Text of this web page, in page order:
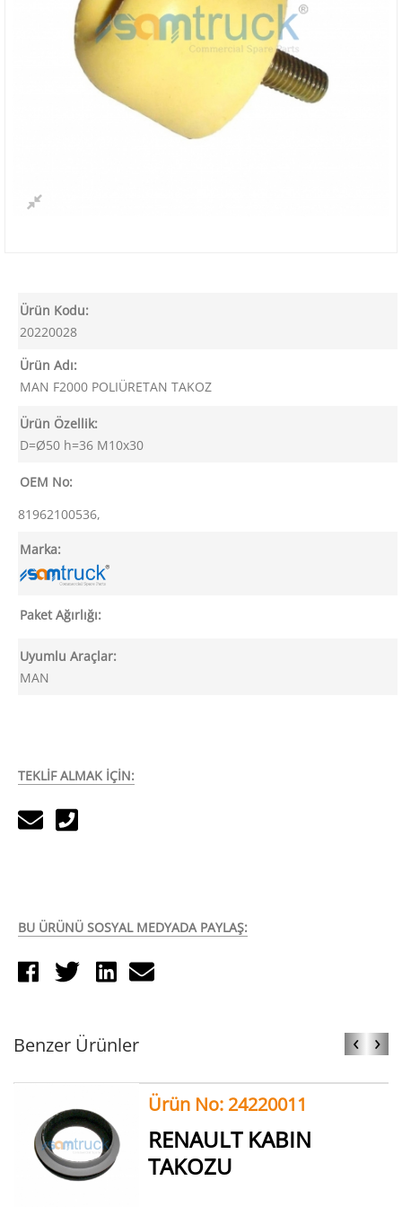
Ürün Kodu:
20220028
Ürün Adı:
MAN F2000 POLIÜRETAN TAKOZ
Ürün Özellik:
D=Ø50 h=36 M10x30
OEM No:
81962100536,
Marka:
Paket Ağırlığı:
Uyumlu Araçlar:
MAN
TEKLİF ALMAK İÇİN:
BU ÜRÜNÜ SOSYAL MEDYADA PAYLAŞ:
Benzer Ürünler ‹ ›
Ürün No: 24220011
RENAULT KABIN
TAKOZU